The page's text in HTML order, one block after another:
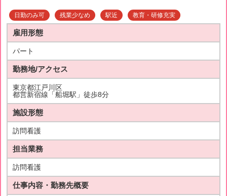
日勤のみ可 残業少なめ 駅近 教育・研修充実
雇用形態
パート
勤務地/アクセス
東京都江戸川区
都営新宿線「船堀駅」徒歩8分
施設形態
訪問看護
担当業務
訪問看護
仕事内容・勤務先概要